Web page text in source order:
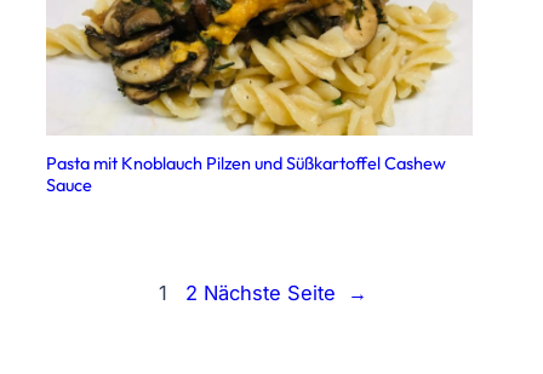
Pasta mit Knoblauch Pilzen und Süßkartoffel Cashew
Sauce
1 2 Nächste Seite →